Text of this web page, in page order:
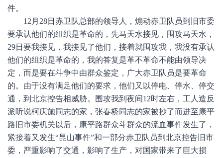
件。
12月28日赤卫队总部的领导人，煽动赤卫队员到旧市委
要承认他们的组织是革命的，先马天水接见，围攻马天水，
29日要我接见，我接见了他们，接着就围攻我，我没有承认
他们的组织是革命的，我的答复是革不革命不能由领导决
定，而是要在斗争中由群众鉴定，广大赤卫队员是要革命
的。由于没有满足他们的要求，他们又以停电、停水、停交
通，到北京控告相威胁。围攻我到夜间12时左右，工人造反
派听说柯庆施同志的家，张春桥同志的家被抄了而进至康平
路旧市委机关以后，康平路群众斗群众的流血事件发生了，
紧接着又发生“昆山事件”和一部分赤卫队员到北京控告旧市
委，严重影响了交通，影响了生产，对国家带来了巨大损